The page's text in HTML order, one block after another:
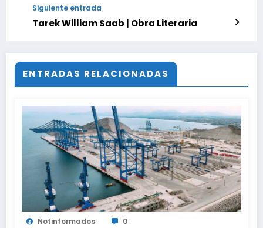
Siguiente entrada
Tarek William Saab | Obra Literaria
ENTRADAS RELACIONADAS
Notinformados 0